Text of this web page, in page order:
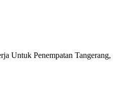
Untuk Penempatan Tangerang,